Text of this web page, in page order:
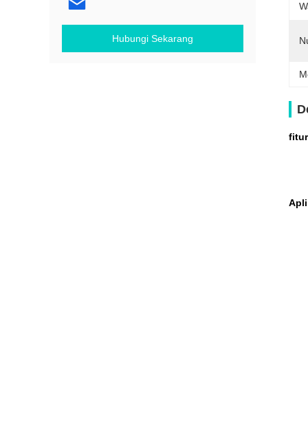
Hubungi Sekarang
fitur